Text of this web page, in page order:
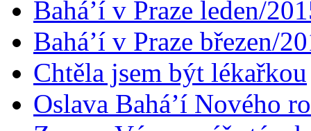
Bahá’í v Praze leden/
Bahá’í v Praze březen/
Chtěla jsem být lékařkou
Oslava Bahá’í Nového